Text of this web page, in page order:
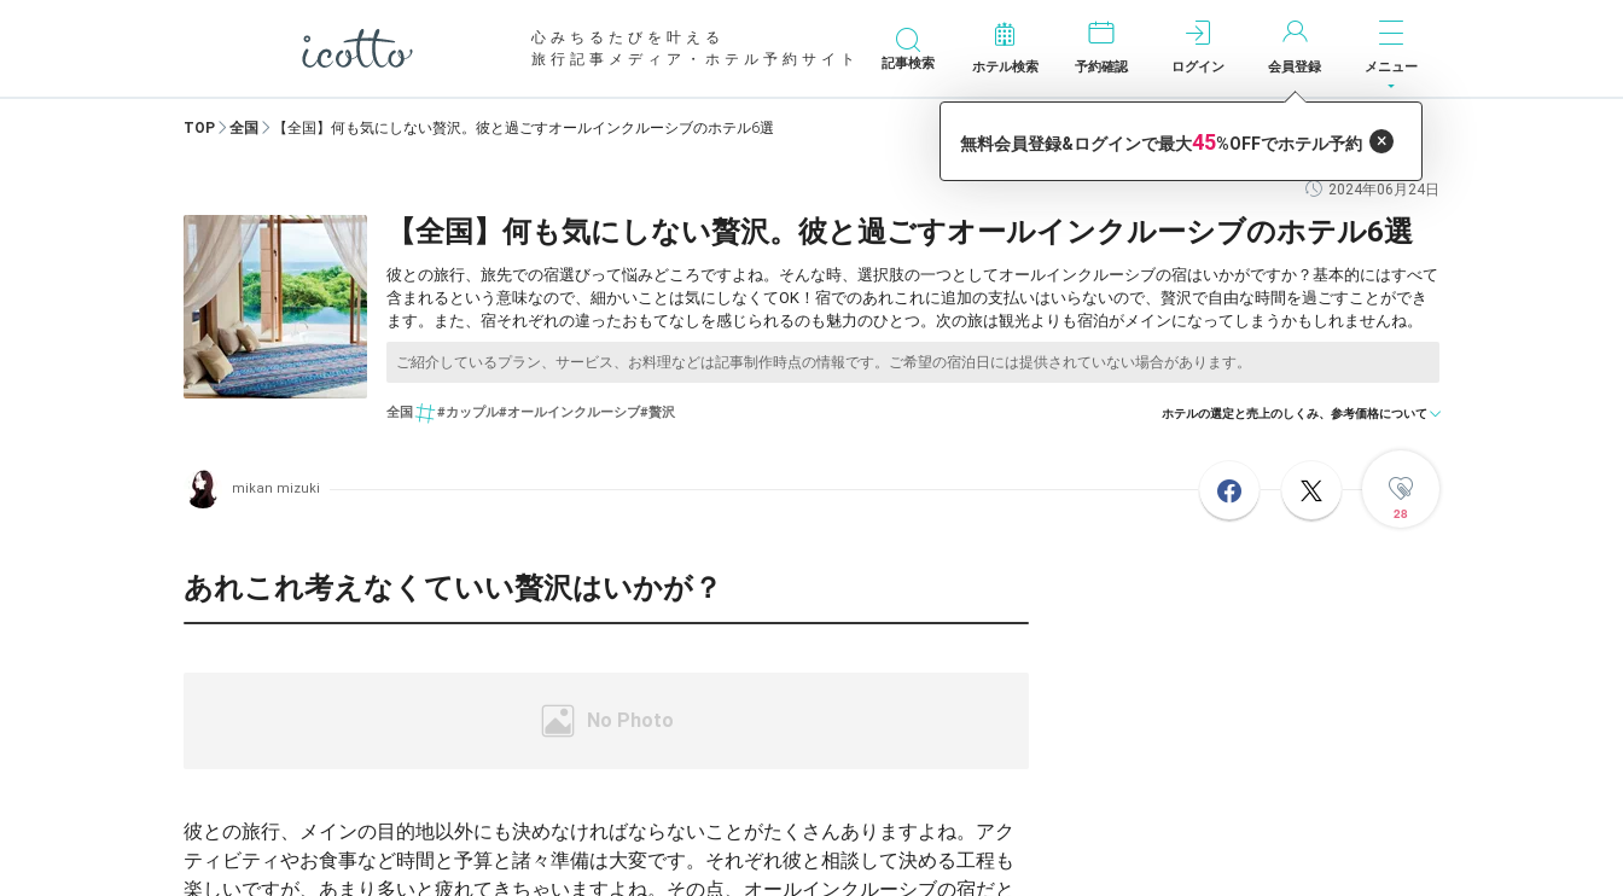
心みちるたびを叶える
旅行記事メディア・ホテル予約サイト
記事検索 ホテル検索 予約確認 ログイン 会員登録 メニュー
TOP 全国 【全国】何も気にしない贅沢。彼と過ごすオールインクルーシブのホテル6選
2024年06月24日
【全国】何も気にしない贅沢。彼と過ごすオールインクルーシブのホテル6選
彼との旅行、旅先での宿選びって悩みどころですよね。そんな時、選択肢の一つとしてオールインクルーシブの宿はいかがですか？基本的にはすべて
含まれるという意味なので、細かいことは気にしなくてOK！宿でのあれこれに追加の支払いはいらないので、贅沢で自由な時間を過ごすことができ
ます。また、宿それぞれの違ったおもてなしを感じられるのも魅力のひとつ。次の旅は観光よりも宿泊がメインになってしまうかもしれませんね。
全国 #カップル#オールインクルーシブ#贅沢 ホテルの選定と売上のしくみ、参考価格について
mikan mizuki
28
あれこれ考えなくていい贅沢はいかが？
彼との旅行、メインの目的地以外にも決めなければならないことがたくさんありますよね。アク
ティビティやお食事など時間と予算と諸々準備は大変です。それぞれ彼と相談して決める工程も
楽しいですが、あまり多いと疲れてきちゃいますよね。その点、オールインクルーシブの宿だと